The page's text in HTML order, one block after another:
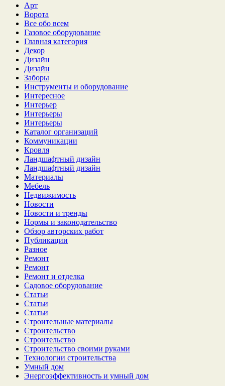
Арт
Ворота
Все обо всем
Газовое оборудование
Главная категория
Декор
Дизайн
Дизайн
Заборы
Инструменты и оборудование
Интересное
Интерьер
Интерьеры
Интерьеры
Каталог организаций
Коммуникации
Кровля
Ландшафтный дизайн
Ландшафтный дизайн
Материалы
Мебель
Недвижимость
Новости
Новости и тренды
Нормы и законодательство
Обзор авторских работ
Публикации
Разное
Ремонт
Ремонт
Ремонт и отделка
Садовое оборудование
Статьи
Статьи
Статьи
Строительные материалы
Строительство
Строительство
Строительство своими руками
Технологии строительства
Умный дом
Энергоэффективность и умный дом